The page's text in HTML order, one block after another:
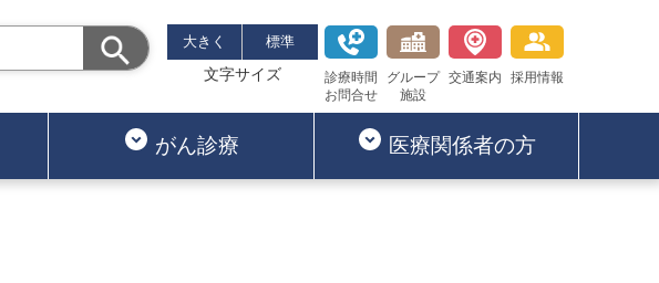
大きく 標準
文字サイズ
診療時間
お問合せ
グループ
施設
交通案内 採用情報
がん診療 医療関係者の方